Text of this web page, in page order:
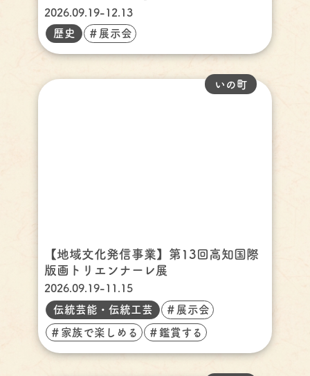
2026.09.19-12.13
歴史
＃展示会
【地域文化発信事業】第13回高知国際
版画トリエンナーレ展
いの町
2026.09.19-11.15
伝統芸能・伝統工芸
＃展示会
＃家族で楽しめる ＃鑑賞する